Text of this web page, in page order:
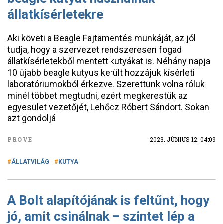
állatkísérletekre
Aki követi a Beagle Fajtamentés munkáját, az jól
tudja, hogy a szervezet rendszeresen fogad
állatkísérletekből mentett kutyákat is. Néhány napja
10 újabb beagle kutyus került hozzájuk kísérleti
laboratóriumokból érkezve. Szerettünk volna róluk
minél többet megtudni, ezért megkerestük az
egyesület vezetőjét, Lehőcz Róbert Sándort. Sokan
azt gondoljá
PROVE 2023. JÚNIUS 12. 04:09
ÁLLATVILÁG KUTYA
A Bolt alapítójának is feltűnt, hogy
jó, amit csinálnak – szintet lép a